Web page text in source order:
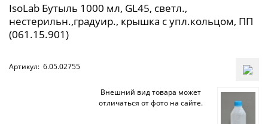
IsoLab Бутыль 1000 мл, GL45, светл.,
нестерильн.,градуир., крышка с упл.кольцом, ПП
(061.15.901)
Артикул: 6.05.02755
Внешний вид товара может
отличаться от фото на сайте.